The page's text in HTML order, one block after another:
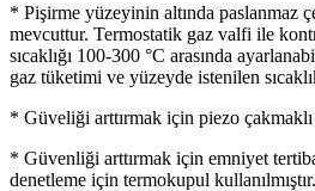
* Pişirme yüzeyinin altında paslanmaz
mevcuttur. Termostatik gaz valfi ile
sıcaklığı 100-300 °C arasında
gaz tüketimi ve yüzeyde istenilen
* Güveliği arttırmak için piezo
* Güvenliği arttırmak için emniyet
denetleme için termokupul kullanılmıştır.